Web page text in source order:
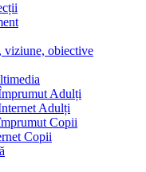
viziune, obiective
Adulți
Adulți
Copii
Copii